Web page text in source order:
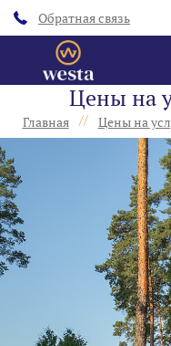
Обратная связь
Цены на
Главная // Цены на